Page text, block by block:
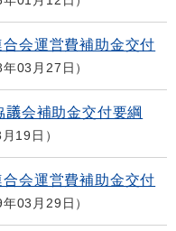
会運営費補助金交付
年03月27日
会補助金交付要綱
19日
会運営費補助金交付
年03月29日